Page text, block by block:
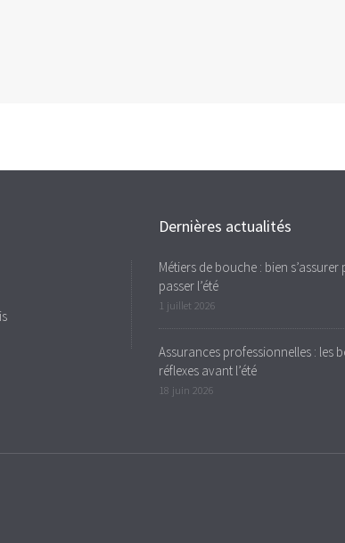
Dernières actualités
Métiers de bouche : bien s’assurer
passer l’été
1 juillet 2026
Assurances professionnelles : les
réflexes avant l’été
18 juin 2026